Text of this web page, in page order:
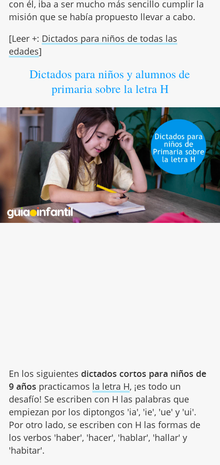
con él, iba a ser mucho más sencillo cumplir la
misión que se había propuesto llevar a cabo.
[Leer +: Dictados para niños de todas las
edades]
Dictados para niños y alumnos de
primaria sobre la letra H
En los siguientes dictados cortos para niños de
9 años practicamos la letra H, ¡es todo un
desafío! Se escriben con H las palabras que
empiezan por los diptongos 'ia', 'ie', 'ue' y 'ui'.
Por otro lado, se escriben con H las formas de
los verbos 'haber', 'hacer', 'hablar', 'hallar' y
'habitar'.